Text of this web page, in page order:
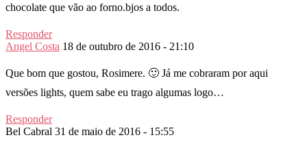
chocolate que vão ao forno.bjos a todos.
Responder
Angel Costa 18 de outubro de 2016 - 21:10
Que bom que gostou, Rosimere. 🙂 Já me cobraram por aqui
versões lights, quem sabe eu trago algumas logo…
Responder
Bel Cabral 31 de maio de 2016 - 15:55